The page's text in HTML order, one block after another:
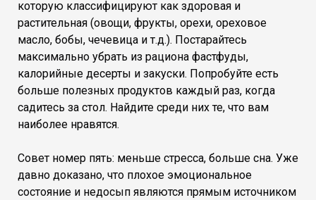
которую классифицируют как здоровая и
растительная (овощи, фрукты, орехи, ореховое
масло, бобы, чечевица и т.д.). Постарайтесь
максимально убрать из рациона фастфуды,
калорийные десерты и закуски. Попробуйте есть
больше полезных продуктов каждый раз, когда
садитесь за стол. Найдите среди них те, что вам
наиболее нравятся.
Совет номер пять: меньше стресса, больше сна. Уже
давно доказано, что плохое эмоциональное
состояние и недосып являются прямым источником